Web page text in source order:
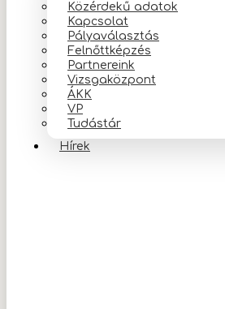
Közérdekű adatok
Kapcsolat
Pályaválasztás
Felnőttképzés
Partnereink
Vizsgaközpont
ÁKK
VP
Tudástár
Hírek